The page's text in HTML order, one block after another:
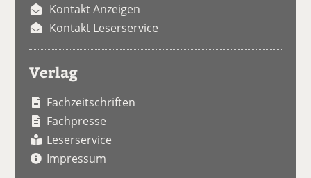
Kontakt Anzeigen
Kontakt Leserservice
Verlag
Fachzeitschriften
Fachpresse
Leserservice
Impressum